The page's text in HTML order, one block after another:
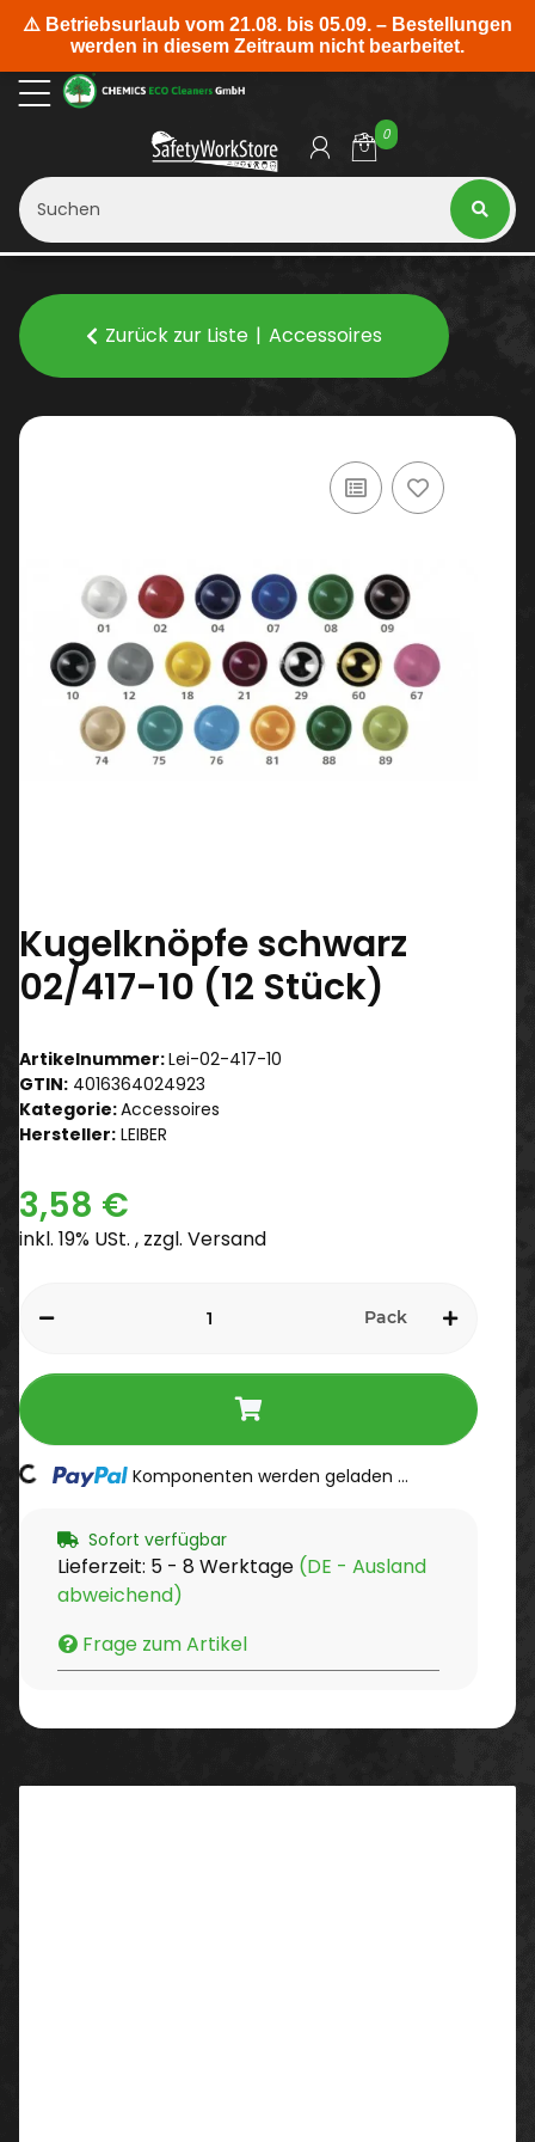
0
Zurück zur Liste Accessoires
Kugelknöpfe schwarz
02/417-10 (12 Stück)
Artikelnummer:Lei-02-417-10
GTIN: 4016364024923
Kategorie:Accessoires
Hersteller: LEIBER
3,58 €
inkl. 19% USt. , zzgl. Versand
Pack
Loading... Komponenten werden geladen ...
Sofort verfügbar
Lieferzeit: 5 - 8 Werktage (DE - Ausland
abweichend)
Frage zum Artikel